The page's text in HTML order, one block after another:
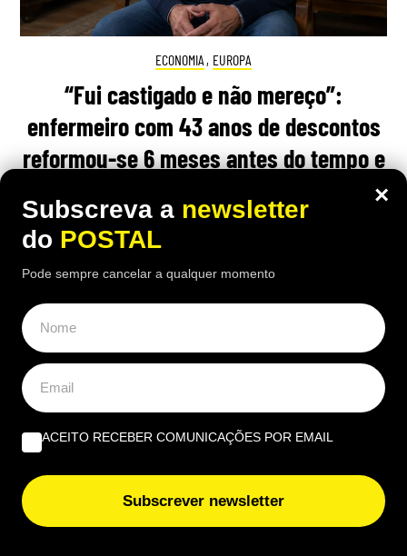
ECONOMIA , EUROPA
“Fui castigado e não mereço”:
enfermeiro com 43 anos de descontos
reformou-se 6 meses antes do tempo e
Ex-enfermeiro espanhol considera o valor da sua
pensão injusto, por lhe terem sido tirados 50 anos
para "toda a vida", após reformar-se seis meses
×
Subscreva a newsletter
do POSTAL
Pode sempre cancelar a qualquer momento
ACEITO RECEBER COMUNICAÇÕES POR EMAIL
Subscrever newsletter